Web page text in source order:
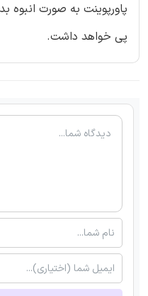
پاورپوینت به صورت انبوه
پی خواهد داشت.